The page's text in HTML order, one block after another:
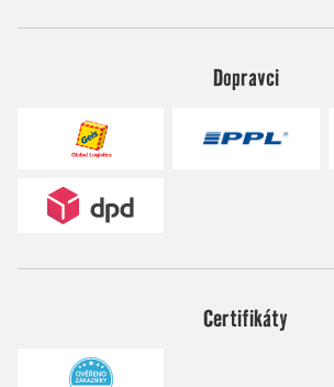
Dopravci
Certifikáty